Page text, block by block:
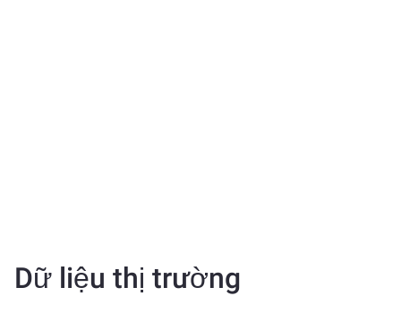
Dữ liệu thị trường